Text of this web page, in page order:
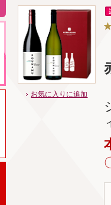
お気に入りに追加